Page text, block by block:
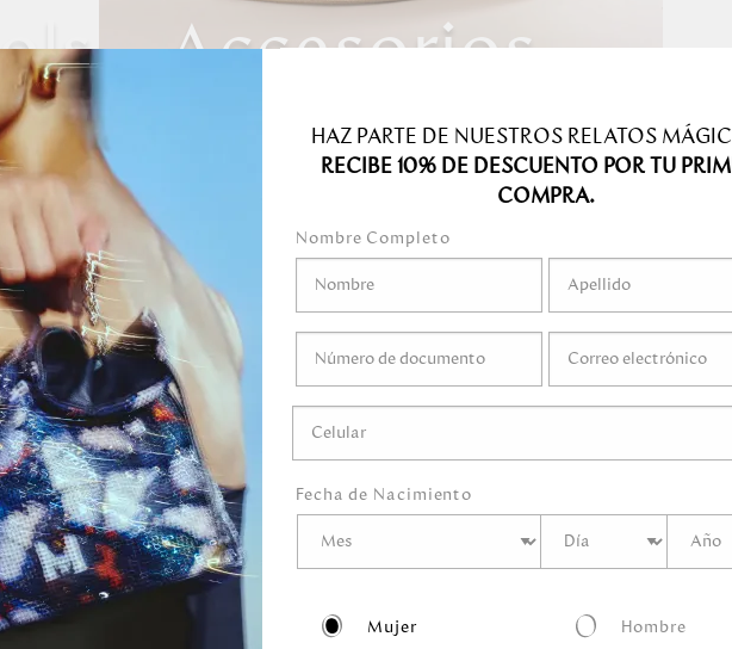
Accesorios
Los materiales más nobles del
se transforman en las manos de
artesanos especializados, que
historias de mágico realismo y las
convierten en carteras, billeteras,
accesorios, zapatos y prendas de
HAZ PARTE DE NUESTROS RELATOS
RECIBE 10% DE DESCUENTO POR TU
COMPRA.
Nombre Completo
Fecha de Nacimiento
Mujer Hombre